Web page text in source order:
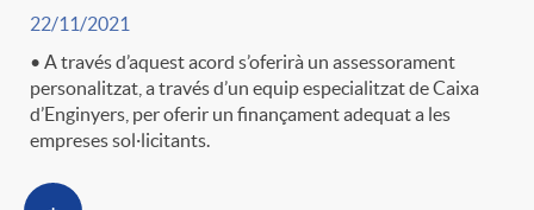
22/11/2021
• A través d’aquest acord s’oferirà un assessorament
personalitzat, a través d’un equip especialitzat de Caixa
d’Enginyers, per oferir un finançament adequat a les
empreses sol·licitants.